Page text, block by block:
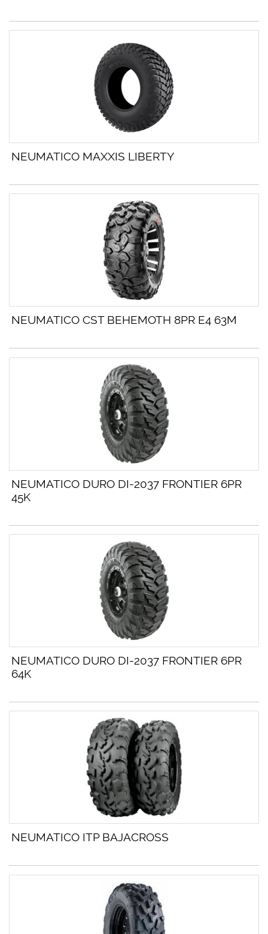
NEUMATICO MAXXIS LIBERTY
NEUMATICO CST BEHEMOTH 8PR E4 63M
NEUMATICO DURO DI-2037 FRONTIER 6PR
45K
NEUMATICO DURO DI-2037 FRONTIER 6PR
64K
NEUMATICO ITP BAJACROSS